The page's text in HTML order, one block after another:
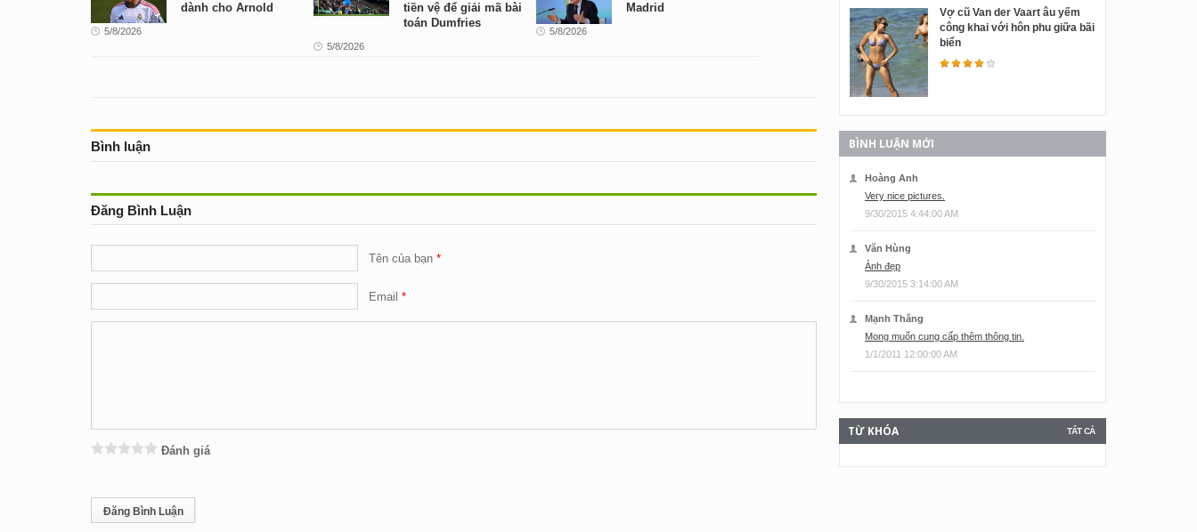
dành cho Arnold
5/8/2026
tiền vệ để giải mã bài
toán Dumfries
5/8/2026
Madrid
5/8/2026
Bình luận
Đăng Bình Luận
Tên của bạn
Email
Đánh giá
Vợ cũ Van der Vaart âu yếm
công khai với hôn phu giữa bãi
biển
BÌNH LUẬN MỚI
Hoàng Anh
Very nice pictures.
9/30/2015 4:44:00 AM
Văn Hùng
Ảnh đẹp
9/30/2015 3:14:00 AM
Mạnh Thắng
Mong muốn cung cấp thêm thông tin.
1/1/2011 12:00:00 AM
TẤT CẢ
TỪ KHÓA